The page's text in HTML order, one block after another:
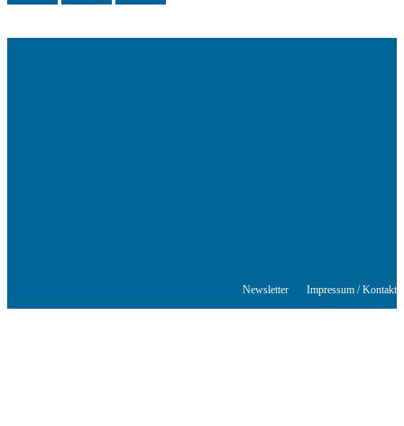
Newsletter
Impressum / Kontakt